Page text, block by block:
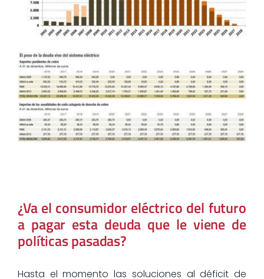
¿Va el consumidor eléctrico del futuro
a pagar esta deuda que le viene de
políticas pasadas?
Hasta el momento las soluciones al déficit de